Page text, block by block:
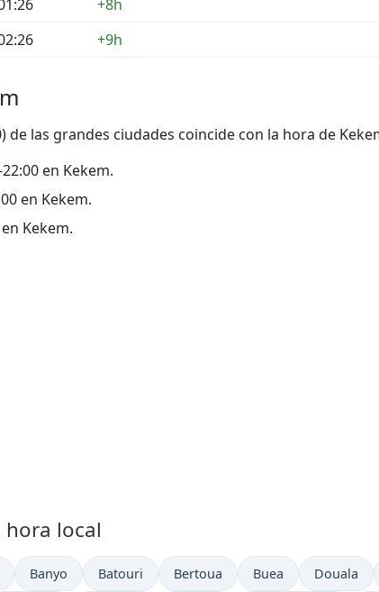
+8h
+9h
las grandes ciudades coincide con la hora de
en Kekem.
en Kekem.
Kekem.
hora local
en Hora actual en
Banyo Hora actual en
Batouri Hora actual en
Bertoua Hora actual en
Buea Hora
Douala